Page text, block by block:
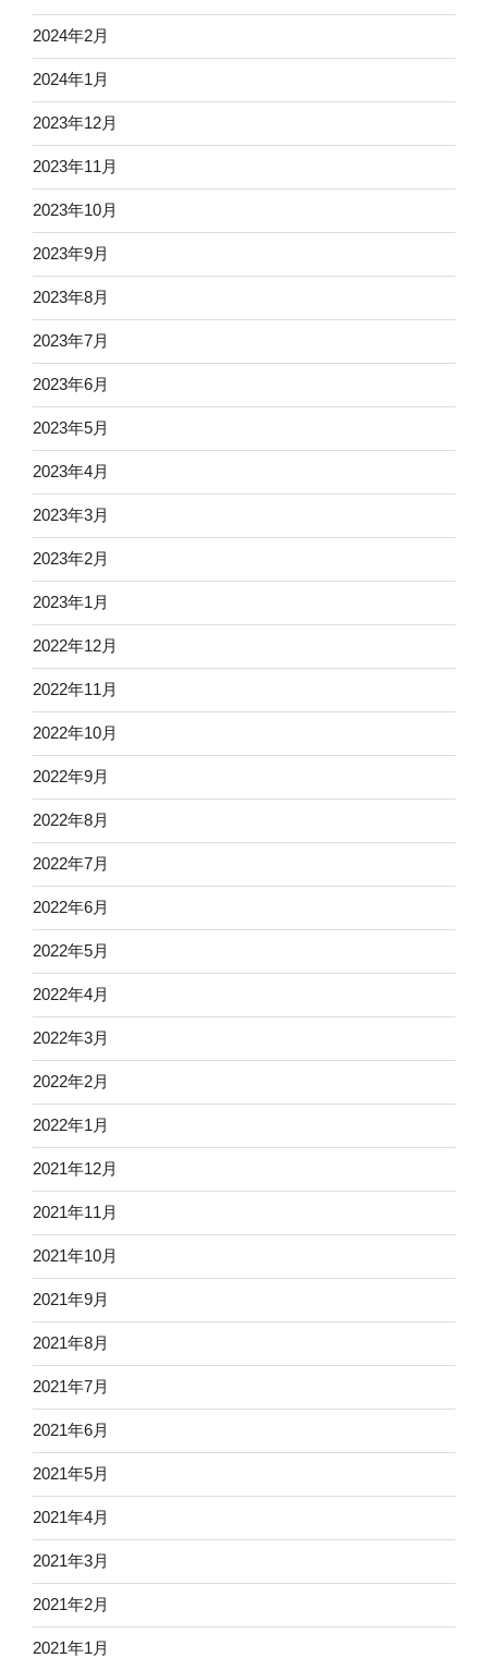
2024年2月
2024年1月
2023年12月
2023年11月
2023年10月
2023年9月
2023年8月
2023年7月
2023年6月
2023年5月
2023年4月
2023年3月
2023年2月
2023年1月
2022年12月
2022年11月
2022年10月
2022年9月
2022年8月
2022年7月
2022年6月
2022年5月
2022年4月
2022年3月
2022年2月
2022年1月
2021年12月
2021年11月
2021年10月
2021年9月
2021年8月
2021年7月
2021年6月
2021年5月
2021年4月
2021年3月
2021年2月
2021年1月